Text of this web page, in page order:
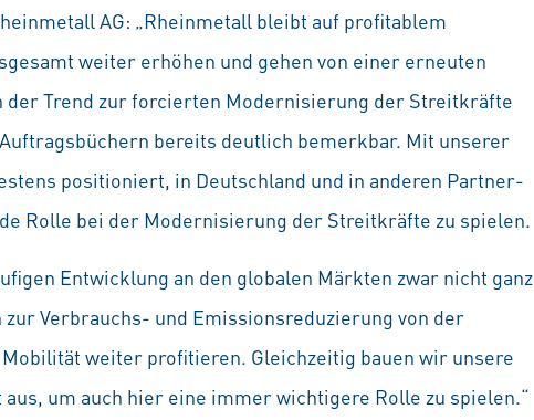
AG: „Rheinmetall bleibt auf profitablem
weiter erhöhen und gehen von einer erneuten
der Trend zur forcierten Modernisierung der Streitkräfte
bereits deutlich bemerkbar. Mit unserer
positioniert, in Deutschland und in anderen Partner-
Rolle bei der Modernisierung der Streitkräfte zu spielen.
Entwicklung an den globalen Märkten zwar nicht ganz
Verbrauchs- und Emissionsreduzierung von der
weiter profitieren. Gleichzeitig bauen wir unsere
um auch hier eine immer wichtigere Rolle zu spielen.“